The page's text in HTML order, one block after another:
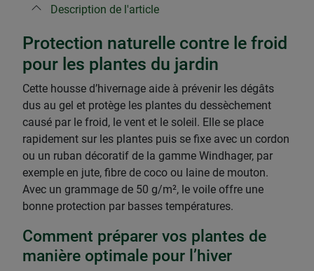
Description de l'article
Protection naturelle contre le froid
pour les plantes du jardin
Cette housse d’hivernage aide à prévenir les dégâts
dus au gel et protège les plantes du dessèchement
causé par le froid, le vent et le soleil. Elle se place
rapidement sur les plantes puis se fixe avec un cordon
ou un ruban décoratif de la gamme Windhager, par
exemple en jute, fibre de coco ou laine de mouton.
Avec un grammage de 50 g/m², le voile offre une
bonne protection par basses températures.
Comment préparer vos plantes de
manière optimale pour l’hiver